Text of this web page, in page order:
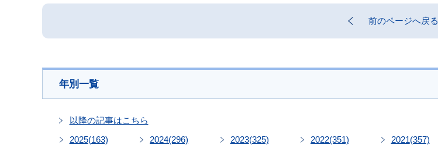
前のページへ戻る
年別一覧
以降の記事はこちら
2025(163) 2024(296) 2023(325) 2022(351) 2021(357)